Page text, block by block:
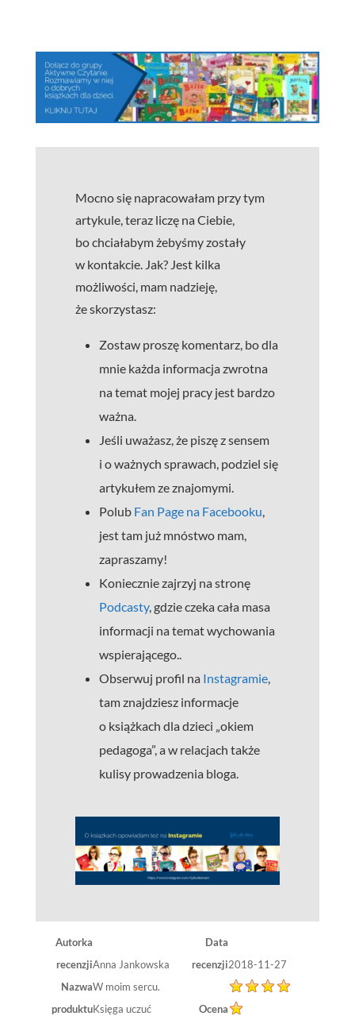
Mocno się napracowałam przy tym
artykule, teraz liczę na Ciebie,
bo chciałabym żebyśmy zostały
w kontakcie. Jak? Jest kilka
możliwości, mam nadzieję,
że skorzystasz:
Zostaw proszę komentarz, bo dla
mnie każda informacja zwrotna
na temat mojej pracy jest bardzo
ważna.
Jeśli uważasz, że piszę z sensem
i o ważnych sprawach, podziel się
artykułem ze znajomymi.
Polub Fan Page na Facebooku
jest tam już mnóstwo mam,
zapraszamy!
Koniecznie zajrzyj na stronę
Podcasty, gdzie czeka cała masa
informacji na temat wychowania
wspierającego..
Obserwuj profil na Instagramie,
tam znajdziesz informacje
o książkach dla dzieci „okiem
pedagoga”, a w relacjach także
kulisy prowadzenia bloga.
Autorka
recenzjiAnna Jankowska
Data
recenzji2018-11-27
Nazwa
produktu
W moim sercu.
Księga uczuć
Ocena